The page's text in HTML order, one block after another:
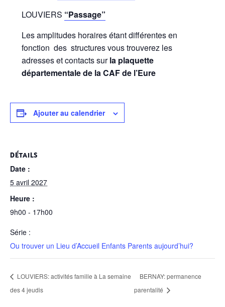
LOUVIERS “Passage”
Les amplitudes horaires étant différentes en
fonction des structures vous trouverez les
adresses et contacts surla plaquette
départementale de la CAF de l’Eure
Ajouter au calendrier
DÉTAILS
Date :
5 avril 2027
Heure :
9h00 - 17h00
Série :
Ou trouver un Lieu d’Accueil Enfants Parents aujourd’hui?
LOUVIERS: activités famille à La semaine
des 4 jeudis
BERNAY: permanence
parentalité